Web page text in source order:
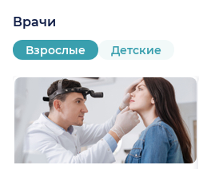
Врачи
Взрослые Детские